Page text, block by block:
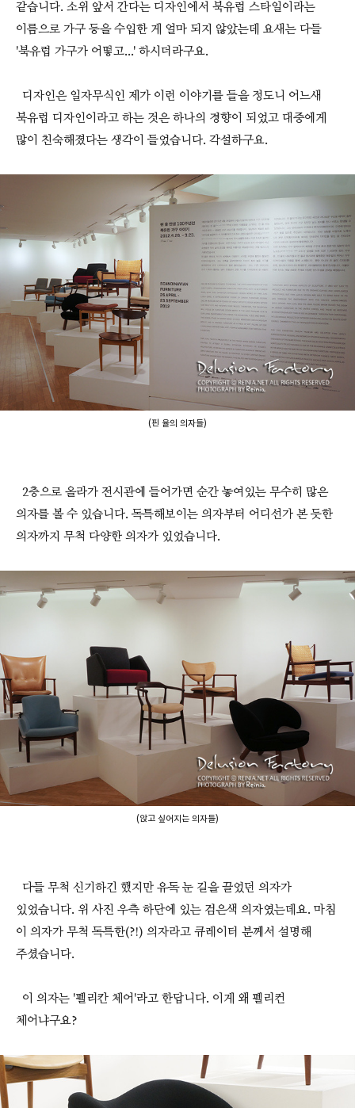
같습니다. 소위 앞서 간다는 디자인에서 북유럽 스타일이라는
이름으로 가구 등을 수입한 게 얼마 되지 않았는데 요새는 다들
'북유럽 가구가 어떻고...' 하시더라구요.
디자인은 일자무식인 제가 이런 이야기를 들을 정도니 어느새
북유럽 디자인이라고 하는 것은 하나의 경향이 되었고 대중에게
많이 친숙해졌다는 생각이 들었습니다. 각설하구요.
(핀 율의 의자들)
2층으로 올라가 전시관에 들어가면 순간 놓여있는 무수히 많은
의자를 볼 수 있습니다. 독특해보이는 의자부터 어디선가 본 듯한
의자까지 무척 다양한 의자가 있었습니다.
(앉고 싶어지는 의자들)
다들 무척 신기하긴 했지만 유독 눈 길을 끌었던 의자가
있었습니다. 위 사진 우측 하단에 있는 검은색 의자였는데요. 마침
이 의자가 무척 독특한(?!) 의자라고 큐레이터 분께서 설명해
주셨습니다.
이 의자는 '펠리칸 체어'라고 한답니다. 이게 왜 펠리컨
체어냐구요?